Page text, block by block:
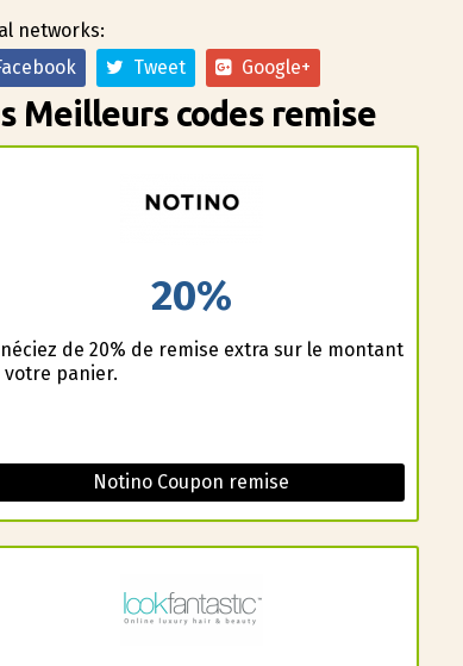
networks:
Tweet Google+
Meilleurs codes remise
20%
de 20% de remise extra sur le montant
votre panier.
Notino Coupon remise